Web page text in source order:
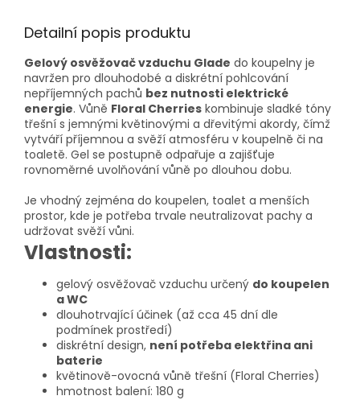
Detailní popis produktu
Gelový osvěžovač vzduchu Glade do koupelny je
navržen pro dlouhodobé a diskrétní pohlcování
nepříjemných pachů bez nutnosti elektrické
energie. Vůně Floral Cherries kombinuje sladké tóny
třešní s jemnými květinovými a dřevitými akordy, čímž
vytváří příjemnou a svěží atmosféru v koupelně či na
toaletě. Gel se postupně odpařuje a zajišťuje
rovnoměrné uvolňování vůně po dlouhou dobu.
Je vhodný zejména do koupelen, toalet a menších
prostor, kde je potřeba trvale neutralizovat pachy a
udržovat svěží vůni.
Vlastnosti:
gelový osvěžovač vzduchu určený do koupelen
a WC
dlouhotrvající účinek (až cca 45 dní dle
podmínek prostředí)
diskrétní design, není potřeba elektřina ani
baterie
květinově-ovocná vůně třešní (Floral Cherries)
hmotnost balení: 180 g